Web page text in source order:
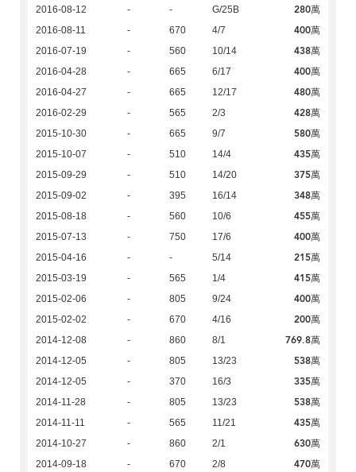
2016-08-12 - - G/25B 280萬
2016-08-11 - 670 4/7 400萬
2016-07-19 - 560 10/14 438萬
2016-04-28 - 665 6/17 400萬
2016-04-27 - 665 12/17 480萬
2016-02-29 - 565 2/3 428萬
2015-10-30 - 665 9/7 580萬
2015-10-07 - 510 14/4 435萬
2015-09-29 - 510 14/20 375萬
2015-09-02 - 395 16/14 348萬
2015-08-18 - 560 10/6 455萬
2015-07-13 - 750 17/6 400萬
2015-04-16 - - 5/14 215萬
2015-03-19 - 565 1/4 415萬
2015-02-06 - 805 9/24 400萬
2015-02-02 - 670 4/16 200萬
2014-12-08 - 860 8/1 769.8萬
2014-12-05 - 805 13/23 538萬
2014-12-05 - 370 16/3 335萬
2014-11-28 - 805 13/23 538萬
2014-11-11 - 565 11/21 435萬
2014-10-27 - 860 2/1 630萬
2014-09-18 - 670 2/8 470萬